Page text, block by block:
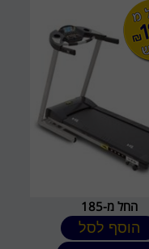
החל מ-185
הוסף לסל